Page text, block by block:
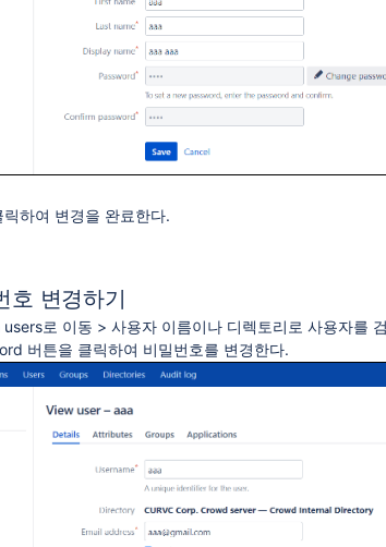
하기
추가
하여 변경을 완료한다.
호 변경하기
로 이동 > 사용자 이름이나 디렉토리로 사용자를
버튼을 클릭하여 비밀번호를 변경한다.